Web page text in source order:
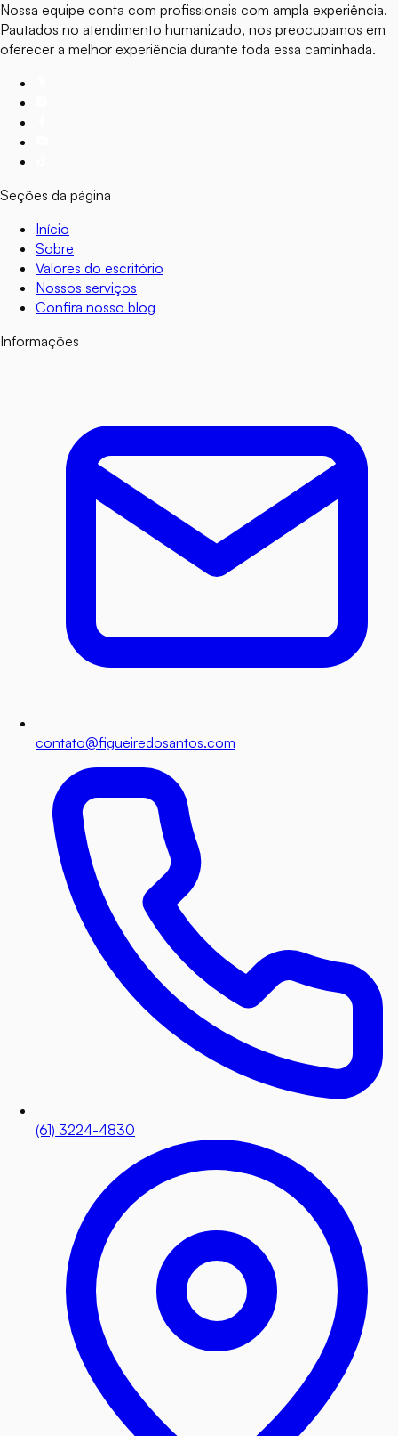
Nossa equipe conta com profissionais com ampla experiência.
Pautados no atendimento humanizado, nos preocupamos em
oferecer a melhor experiência durante toda essa caminhada.
Seções da página
Início
Sobre
Valores do escritório
Nossos serviços
Confira nosso blog
Informações
contato@figueiredosantos.com
(61) 3224-4830